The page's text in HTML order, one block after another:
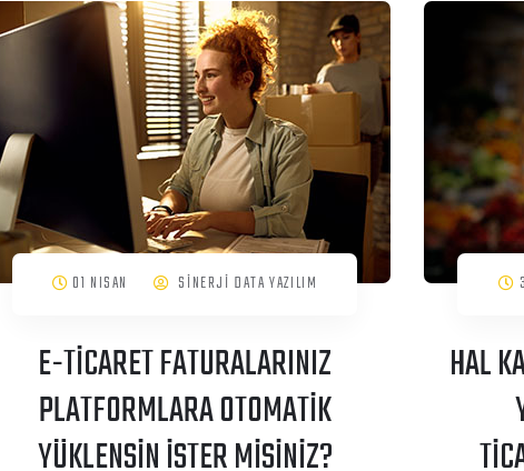
01 NISAN SİNERJİ DATA YAZILIM
E-TİCARET FATURALARINIZ
PLATFORMLARA OTOMATİK
YÜKLENSİN İSTER MİSİNİZ?
HAL